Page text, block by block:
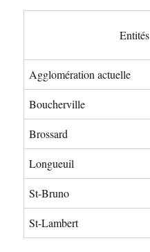
Entités
Agglomération actuelle
Boucherville
Brossard
Longueuil
St-Bruno
St-Lambert